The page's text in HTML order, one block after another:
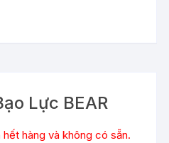
Lực BEAR
hết hàng và không có sẵn.